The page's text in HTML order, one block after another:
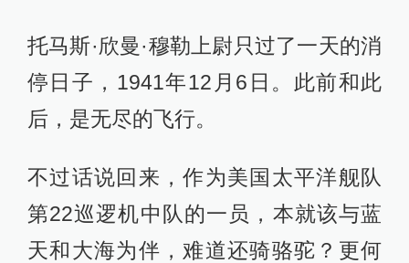
托马斯·欣曼·穆勒上尉只过了一天的消
停日子，1941年12月6日。此前和此
后，是无尽的飞行。
不过话说回来，作为美国太平洋舰队
第22巡逻机中队的一员，本就该与蓝
天和大海为伴，难道还骑骆驼？更何